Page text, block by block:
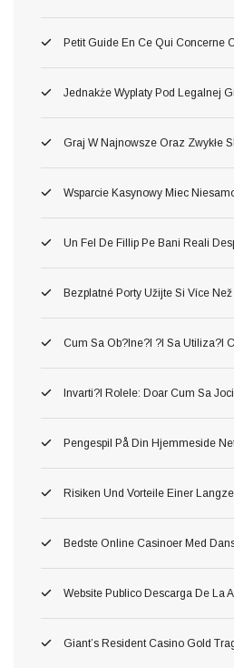
Petit Guide En Ce Qui Concerne
Jednakże Wyplaty Pod Legalnej
Graj W Najnowsze Oraz Zwykłe
Wsparcie Kasynowy Miec
Un Fel De Fillip Pe Bani Reali
Bezplatné Porty Užijte Si Více
Cum Sa Ob?ine?i ?i Sa Utiliza?i
Invarti?i Rolele: Doar Cum Sa
Pengespil På Din Hjemmeside
Risiken Und Vorteile Einer
Bedste Online Casinoer Med
Website Publico Descarga De La
Giant’s Resident Casino Gold